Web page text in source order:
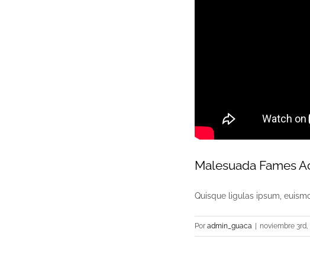
Malesuada Fames
Quisque ligulas ipsum,
Por admin_guaca noviembre 3rd,